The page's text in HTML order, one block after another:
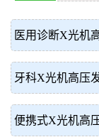
医用诊断X光机
牙科X光机高压
便携式X光机高